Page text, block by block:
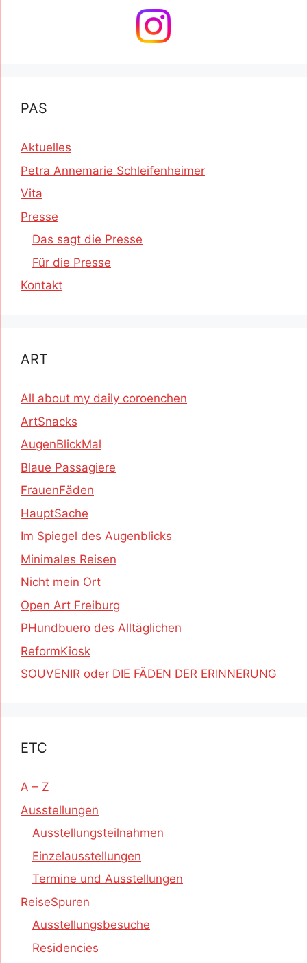
PAS
Aktuelles
Petra Annemarie Schleifenheimer
Vita
Presse
Das sagt die Presse
Für die Presse
Kontakt
ART
All about my daily coroenchen
ArtSnacks
AugenBlickMal
Blaue Passagiere
FrauenFäden
HauptSache
Im Spiegel des Augenblicks
Minimales Reisen
Nicht mein Ort
Open Art Freiburg
PHundbuero des Alltäglichen
ReformKiosk
SOUVENIR oder DIE FÄDEN DER ERINNERUNG
ETC
A – Z
Ausstellungen
Ausstellungsteilnahmen
Einzelausstellungen
Termine und Ausstellungen
ReiseSpuren
Ausstellungsbesuche
Residencies